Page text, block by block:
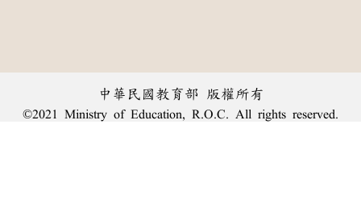
中華民國教育部 版權所有
©2021 Ministry of Education, R.O.C. All rights reserved.